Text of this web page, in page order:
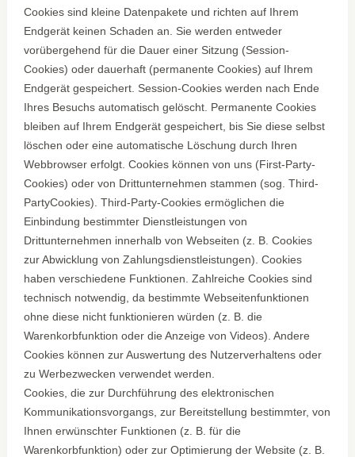
Cookies sind kleine Datenpakete und richten auf Ihrem
Endgerät keinen Schaden an. Sie werden entweder
vorübergehend für die Dauer einer Sitzung (Session-
Cookies) oder dauerhaft (permanente Cookies) auf Ihrem
Endgerät gespeichert. Session-Cookies werden nach Ende
Ihres Besuchs automatisch gelöscht. Permanente Cookies
bleiben auf Ihrem Endgerät gespeichert, bis Sie diese selbst
löschen oder eine automatische Löschung durch Ihren
Webbrowser erfolgt. Cookies können von uns (First-Party-
Cookies) oder von Drittunternehmen stammen (sog. Third-
PartyCookies). Third-Party-Cookies ermöglichen die
Einbindung bestimmter Dienstleistungen von
Drittunternehmen innerhalb von Webseiten (z. B. Cookies
zur Abwicklung von Zahlungsdienstleistungen). Cookies
haben verschiedene Funktionen. Zahlreiche Cookies sind
technisch notwendig, da bestimmte Webseitenfunktionen
ohne diese nicht funktionieren würden (z. B. die
Warenkorbfunktion oder die Anzeige von Videos). Andere
Cookies können zur Auswertung des Nutzerverhaltens oder
zu Werbezwecken verwendet werden.
Cookies, die zur Durchführung des elektronischen
Kommunikationsvorgangs, zur Bereitstellung bestimmter, von
Ihnen erwünschter Funktionen (z. B. für die
Warenkorbfunktion) oder zur Optimierung der Website (z. B.